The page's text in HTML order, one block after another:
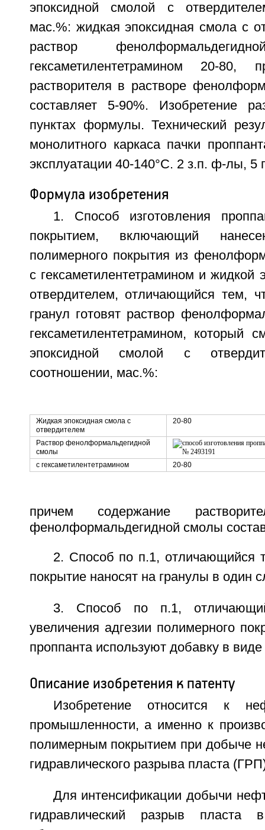
эпоксидной смолой с
мас.%: жидкая эпоксидная смола с
раствор
гексаметилентетрамином 20-80,
растворителя в растворе
составляет 5-90%. Изобретение
пунктах формулы. Технический
монолитного каркаса пачки
эксплуатации 40-140°C. 2 з.п. ф-лы, 5
Формула изобретения
1. Способ изготовления
покрытием, включающий
полимерного покрытия из
с гексаметилентетрамином и жидкой
отвердителем, отличающийся тем,
гранул готовят раствор
гексаметилентетрамином, который
эпоксидной смолой с
соотношении, мас.%:
Жидкая эпоксидная смола с
отвердителем
20-80
Раствор фенолформальдегидной
смолы
с гексаметилентетрамином
20-80
причем содержание
фенолформальдегидной смолы
2. Способ по п.1, отличающийся
покрытие наносят на гранулы в один
3. Способ по п.1,
увеличения адгезии полимерного
проппанта используют добавку в
Описание изобретения к патенту
Изобретение относится к
промышленности, а именно к
полимерным покрытием при добыче
гидравлического разрыва пласта
Для интенсификации добычи
гидравлический разрыв пласта